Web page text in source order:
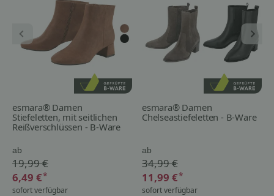
esmara® Damen
Stiefeletten, mit seitlichen
Reißverschlüssen - B-Ware
ab
19,99 €
6,49 €*
sofort verfügbar
esmara® Damen
Chelseastiefeletten - B-Ware
ab
34,99 €
11,99 €*
sofort verfügbar